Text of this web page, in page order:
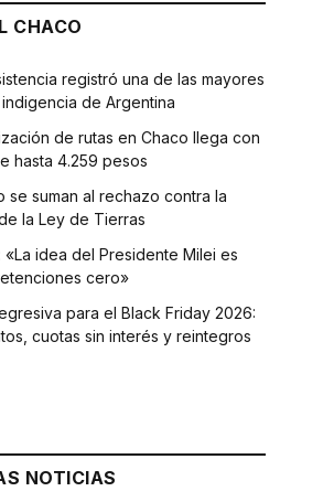
CHACO
registró una de las mayores
de Argentina
de rutas en Chaco llega con
hasta 4.259 pesos
se suman al rechazo contra la
la Ley de Tierras
«La idea del Presidente Milei es
cero»
para el Black Friday 2026:
cuotas sin interés y reintegros
NOTICIAS